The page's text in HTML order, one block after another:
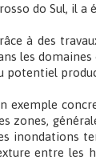
do Sul, il a
à des
les
potentiel
exemple
zones,
inondations
entre les